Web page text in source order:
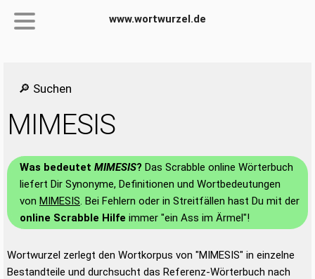
www.wortwurzel.de
🔎 Suchen
MIMESIS
Was bedeutet MIMESIS? Das Scrabble online Wörterbuch
liefert Dir Synonyme, Definitionen und Wortbedeutungen
von MIMESIS. Bei Fehlern oder in Streitfällen hast Du mit der
online Scrabble Hilfe immer "ein Ass im Ärmel"!
Wortwurzel zerlegt den Wortkorpus von "MIMESIS" in einzelne
Bestandteile und durchsucht das Referenz-Wörterbuch nach